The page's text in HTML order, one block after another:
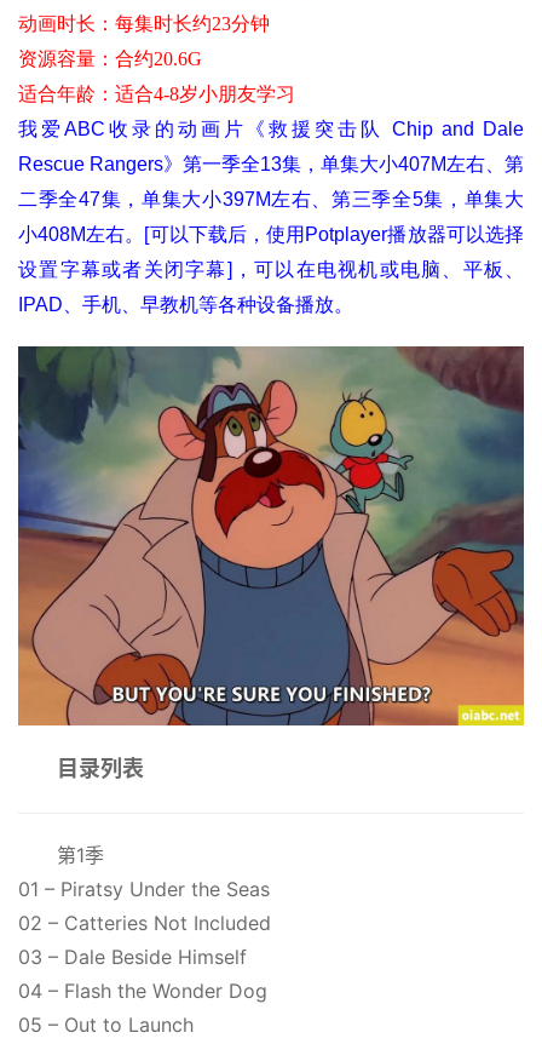
动画时长：每集时长约23分钟
资源容量：合约20.6G
适合年龄 ：适合4-8岁小朋友学习
我爱ABC收录的动画片《救援突击队 Chip and Dale
Rescue Rangers》第一季全13集，单集大小407M左右、第
二季全47集，单集大小397M左右、第三季全5集，单集大
小408M左右。[可以下载后，使用Potplayer播放器可以选择
设置字幕或者关闭字幕]，可以在电视机或电脑、平板、
IPAD、手机、早教机等各种设备播放。
目录列表
第1季
01 – Piratsy Under the Seas
02 – Catteries Not Included
03 – Dale Beside Himself
04 – Flash the Wonder Dog
05 – Out to Launch